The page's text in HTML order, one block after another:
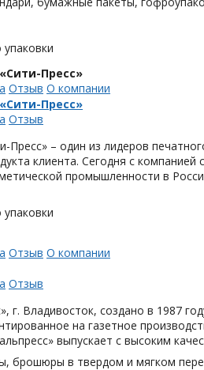
Пресс»
Отзыв О компании
Пресс»
Отзыв
Пресс» – один из лидеров
клиента. Сегодня с
промышленности в
Отзыв О компании
Отзыв
г. Владивосток, создано в 1987
на газетное
выпускает с высоким
брошюры в твердом и мягком